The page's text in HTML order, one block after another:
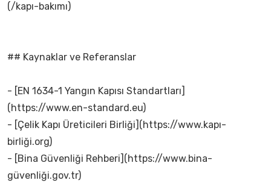
(/kapı-bakımı)
## Kaynaklar ve Referanslar
- [EN 1634-1 Yangın Kapısı Standartları]
(https://www.en-standard.eu)
- [Çelik Kapı Üreticileri Birliği](https://www.kapı-
birliği.org)
- [Bina Güvenliği Rehberi](https://www.bina-
güvenliği.gov.tr)